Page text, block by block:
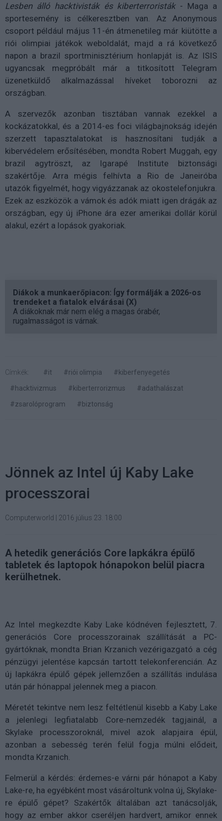
Lesben álló hacktivisták és kiberterroristák- Maga a
sportesemény is célkeresztben van. Az Anonymous
csoport például május 11-én átmenetileg már kiütötte a
riói olimpiai játékok weboldalát, majd a rá következő
napon a brazil sportminisztérium honlapját is. Az ISIS
ugyancsak megpróbált már a titkosított Telegram
üzenetküldő alkalmazással híveket toborozni az
országban.
A szervezők azonban tisztában vannak ezekkel a
kockázatokkal, és a 2014-es foci világbajnokság idején
szerzett tapasztalatokat is hasznosítani tudják a
kibervédelem erősítésében, mondta Robert Muggah, egy
brazil agytröszt, az Igarapé Institute biztonsági
szakértője. Arra mégis felhívta a Rio de Janeiróba
utazók figyelmét, hogy vigyázzanak az okostelefonjukra.
Ezek az eszközök a vámok és adók miatt igen drágák az
országban, egy új iPhone ára ezer amerikai dollár körül
alakul, ezért a lopások gyakoriak.
Diákok a munkaerőpiacon: Így formálják a 2026-os
trendeket a fiatalok elvárásai (X)
A diákoknak már nem elég a magas órabér,
rugalmasságot is várnak.
Címkék: #it #riói olimpia
#kiberfenyegetés
#hacktivizmus
#kiberterrorizmus
#adathalászat
#zsarolóprogram
#biztonság
Jönnek az Intel új Kaby Lake
processzorai
Computerworld | 2016 július 23. 18:00
A hetedik generációs Core lapkákra épülő
tabletek és laptopok hónapokon belül piacra
kerülhetnek.
Az Intel megkezdte Kaby Lake kódnéven fejlesztett, 7.
generációs Core processzorainak szállítását a PC-
gyártóknak, mondta Brian Krzanich vezérigazgató a cég
pénzügyi jelentése kapcsán tartott telekonferencián. Az
új lapkákra épülő gépek jellemzően a szállítás indulása
után pár hónappal jelennek meg a piacon.
Méretét tekintve nem lesz feltétlenül kisebb a Kaby Lake
a jelenlegi legfiatalabb Core-nemzedék tagjainál, a
Skylake processzoroknál, mivel azok alapjaira épül,
azonban a sebesség terén felül fogja múlni elődeit,
mondta Krzanich.
Felmerül a kérdés: érdemes-e várni pár hónapot a Kaby
Lake-re, ha egyébként most vásároltunk volna új, Skylake-
re épülő gépet? Szakértők általában azt tanácsolják,
hogy az ember akkor cseréljen hardvert, amikor ennek